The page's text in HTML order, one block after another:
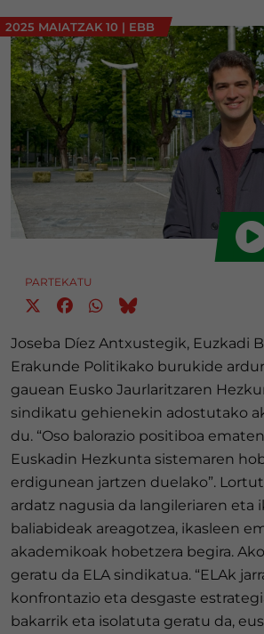
2025 MAIATZAK 10 | EBB
PARTEKATU
Joseba Díez Antxustegik, Euzkadi
Erakunde Politikako burukide
gauean Eusko Jaurlaritzaren
sindikatu gehienekin adostutako
du. “Oso balorazio positiboa
Euskadin Hezkunta sistemaren
erdigunean jartzen duelako”.
ardatz nagusia da langileriaren eta
baliabideak areagotzea, ikasleen
akademikoak hobetzera begira.
geratu da ELA sindikatua. “ELAk
konfrontazio eta desgaste
bakarrik eta isolatuta geratu da,